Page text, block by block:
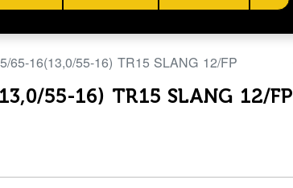
65-16(13,0/55-16) TR15 SLANG 12/FP
55-16) TR15 SLANG 12/FP